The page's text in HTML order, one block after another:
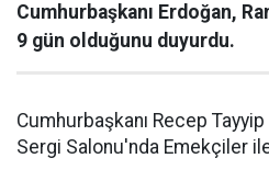
Cumhurbaşkanı Erdoğan,
9 gün olduğunu duyurdu.
Cumhurbaşkanı Recep
Sergi Salonu'nda Emekçiler